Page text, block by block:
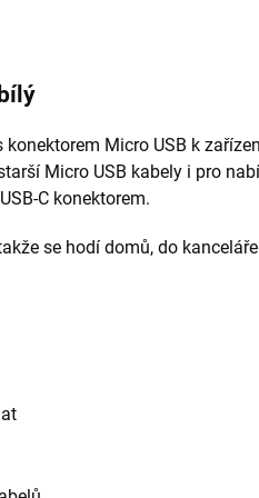
Micro USB k
Micro USB kabely i pro
C konektorem.
se hodí domů, do